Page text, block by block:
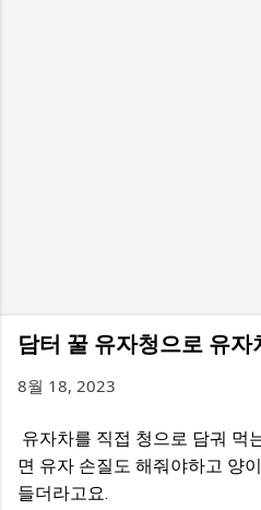
담터 꿀 유자청으로 유자
8월 18, 2023
유자차를 직접 청으로 담궈 먹
면 유자 손질도 해줘야하고 양
들더라고요.